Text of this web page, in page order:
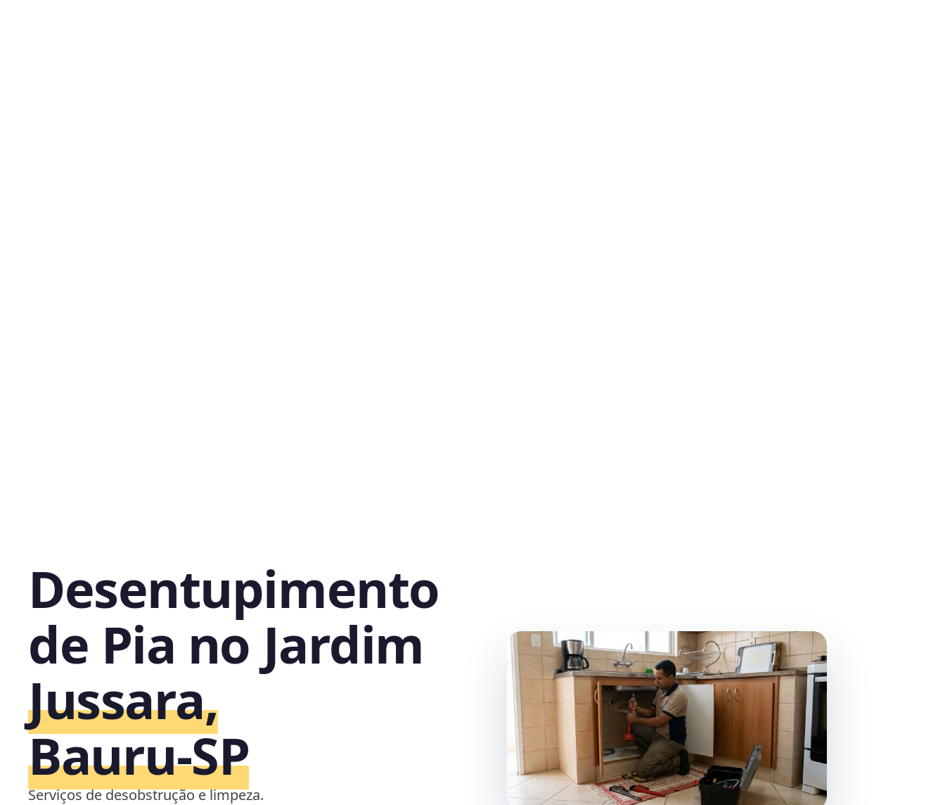
Desentupimento
de Pia no Jardim
Jussara,
Bauru‑SP
Serviços de desobstrução e limpeza.